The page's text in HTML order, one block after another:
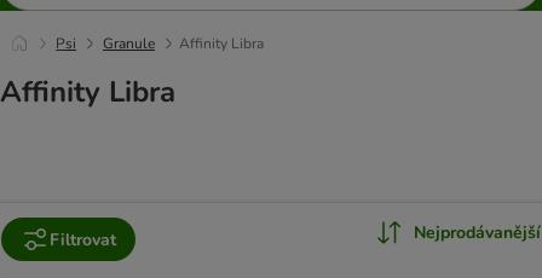
Psi Granule Affinity Libra
Affinity Libra
Filtrovat Nejprodávanější